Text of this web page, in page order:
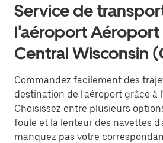
Service de
l'aéroport Aéroport
Central Wisconsin
Commandez facilement des
destination de l'aéroport grâce à
Choisissez entre plusieurs
foule et la lenteur des navettes
manquez pas votre